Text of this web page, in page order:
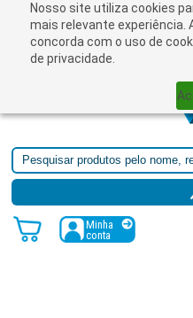
Nosso site utiliza cookies
mais relevante experiência.
concorda com o uso de
de privacidade.
Minha
conta